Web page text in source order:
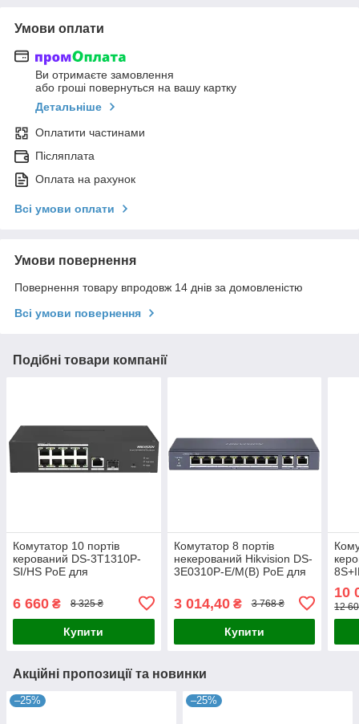
Умови оплати
Ви отримаєте замовлення
або гроші повернуться на вашу картку
Детальніше
Оплатити частинами
Післяплата
Оплата на рахунок
Всі умови оплати
Умови повернення
Повернення товару впродовж 14 днів за домовленістю
Всі умови повернення
Подібні товари компанії
Комутатор 10 портів
керований DS-3T1310P-
SI/HS PoE для
підтримкою PoE, RJ45,
SFP, робоча температура
-30º -
6 660 ₴ 8 325 ₴
Купити
Комутатор 8 портів
некерований Hikvision DS-
3E0310P-E/M(B) PoE для
RJ45 PoE, 2x RJ45 Gigabit,
80Вт, 0º -
3 014,40₴ 3 768 ₴
Купити
до
10
12
Акційні пропозиції та новинки
–25% –25%